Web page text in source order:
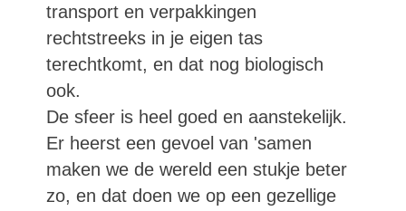
transport en verpakkingen
rechtstreeks in je eigen tas
terechtkomt, en dat nog biologisch
ook.
De sfeer is heel goed en aanstekelijk.
Er heerst een gevoel van 'samen
maken we de wereld een stukje beter
zo, en dat doen we op een gezellige